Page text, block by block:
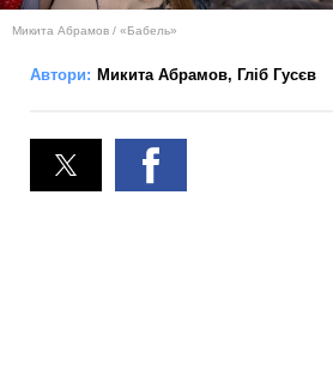
Микита Абрамов / «Бабель»
Автори: Микита Абрамов, Гліб Гусєв